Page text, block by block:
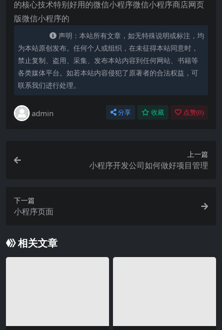
的核心技术特别好用的微信小程序微信小程序商店网页
版微信小程序的
声明：本站所有文章，如无特殊说明或标注，均
为本站原创发布。任何个人或组织，在未征得本站同意时，
禁止复制、盗用、采集、发布本站内容到任何网站、书籍等
各类媒体平台。如若本站内容侵犯了原著者的合法权益，可
联系我们进行处理。
admin 分享 收藏 点赞(0)
上一篇
小程序开发公司如何做好项目管理
下一篇
小程序页面
相关文章